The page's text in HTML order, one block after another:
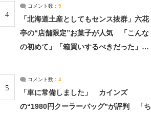
4
コメント数： 5
「北海道土産としてもセンス抜群」六花
亭の“店舗限定”お菓子が人気 「こんな
の初めて」「箱買いするべきだった」
5
コメント数： 4
「車に常備しました」 カインズ
の“1980円クーラーバッグ”が評判 「ち